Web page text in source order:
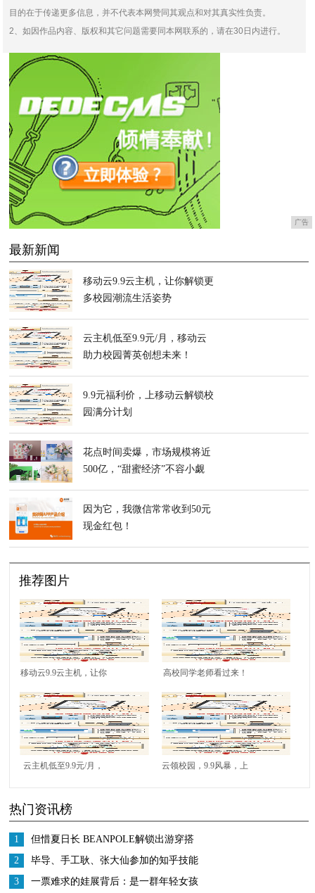
目的在于传递更多信息，并不代表本网赞同其观点和对其真实性负责。
2、如因作品内容、版权和其它问题需要同本网联系的，请在30日内进行。
广告
最新新闻
移动云9.9云主机，让你解锁更
多校园潮流生活姿势
云主机低至9.9元/月，移动云
助力校园菁英创想未来！
9.9元福利价，上移动云解锁校
园满分计划
花点时间卖爆，市场规模将近
500亿，“甜蜜经济”不容小觑
因为它，我微信常常收到50元
现金红包！
推荐图片
移动云9.9云主机，让你
解锁更多校园潮流生活
姿势
高校同学老师看过来！
上移动云领取校园云主
机专属特权啦~
云主机低至9.9元/月，
想未来！
云领校园，9.9风暴，上
热门资讯榜
1
但惜夏日长 BEANPOLE解锁出游穿搭
2
毕导、手工耿、张大仙参加的知乎技能
研究所是什么？
3
一票难求的娃展背后：是一群年轻女孩